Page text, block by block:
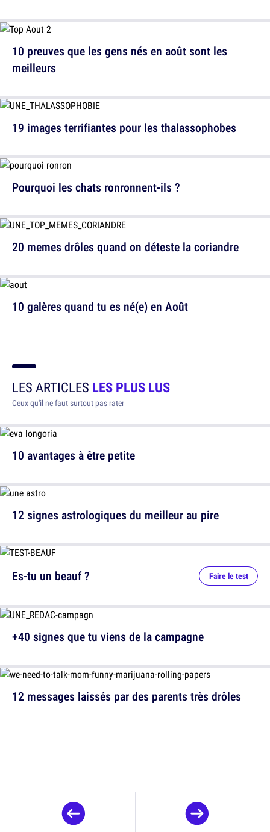
19 images terrifiantes pour les thalassophobes
20 memes drôles quand on déteste la coriandre
10 preuves que les gens nés en août sont les
meilleurs
Pourquoi les chats ronronnent-ils ?
10 galères quand tu es né(e) en Août
LES ARTICLES LES PLUS LUS
Ceux qu'il ne faut surtout pas rater
10 avantages à être petite
12 signes astrologiques du meilleur au pire
12 messages laissés par des parents très drôles
Es-tu un beauf ? Faire le test
+40 signes que tu viens de la campagne